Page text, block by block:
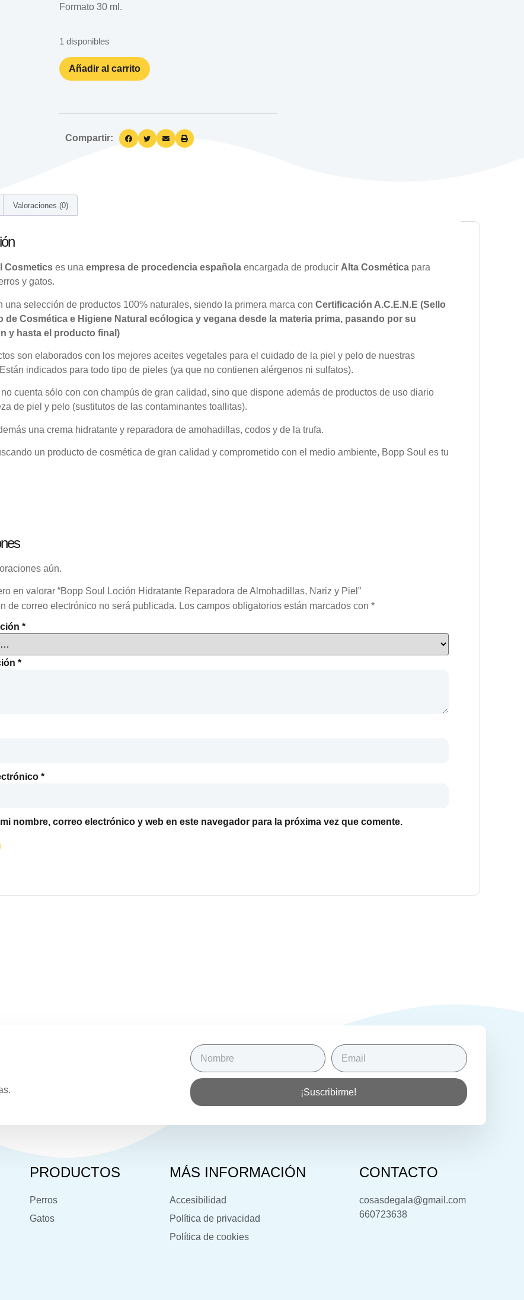
Formato 30 ml.
1 disponibles
Añadir al carrito
Compartir:
Valoraciones (0)
Cosmetics es una empresa de procedencia española encargada de producir Alta Cosmética para
y gatos.
una selección de productos 100% naturales, siendo la primera marca con Certificación A.C.E.N.E (Sello
de Cosmética e Higiene Natural ecólogica y vegana desde la materia prima, pasando por su
y hasta el producto final)
son elaborados con los mejores aceites vegetales para el cuidado de la piel y pelo de nuestras
indicados para todo tipo de pieles (ya que no contienen alérgenos ni sulfatos).
cuenta sólo con con champús de gran calidad, sino que dispone además de productos de uso diario
de piel y pelo (sustitutos de las contaminantes toallitas).
una crema hidratante y reparadora de amohadillas, codos y de la trufa.
un producto de cosmética de gran calidad y comprometido con el medio ambiente, Bopp Soul es tu
aún.
en valorar “Bopp Soul Loción Hidratante Reparadora de Almohadillas, Nariz y Piel”
de correo electrónico no será publicada. Los campos obligatorios están marcados con *
*
*
*
nombre, correo electrónico y web en este navegador para la próxima vez que comente.
¡Suscribirme!
PRODUCTOS
Perros
Gatos
MÁS INFORMACIÓN
Accesibilidad
Política de privacidad
Política de cookies
CONTACTO
cosasdegala@gmail.com
660723638